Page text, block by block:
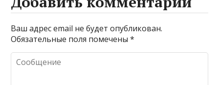
Ваш адрес email не будет опубликован.
Обязательные поля помечены*